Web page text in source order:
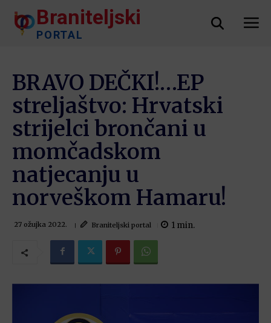
Braniteljski
PORTAL
BRAVO DEČKI!…EP
streljaštvo: Hrvatski
strijelci brončani u
momčadskom
natjecanju u
norveškom Hamaru!
27 ožujka 2022. Braniteljski portal 1 min.